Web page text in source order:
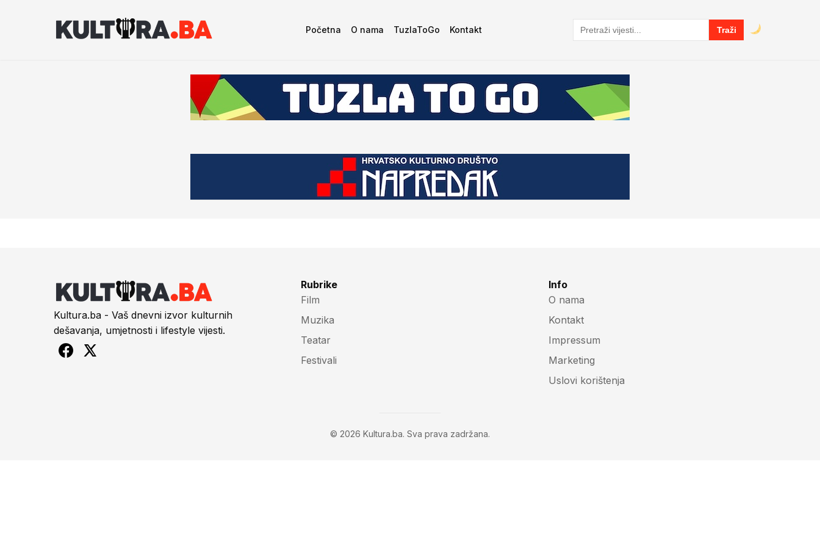
Početna O nama TuzlaToGo Kontakt
Pretraga
Traži
Kultura.ba - Vaš dnevni izvor kulturnih
dešavanja, umjetnosti i lifestyle vijesti.
Rubrike
Film
Muzika
Teatar
Festivali
Info
O nama
Kontakt
Impressum
Marketing
Uslovi korištenja
© 2026 Kultura.ba. Sva prava zadržana.